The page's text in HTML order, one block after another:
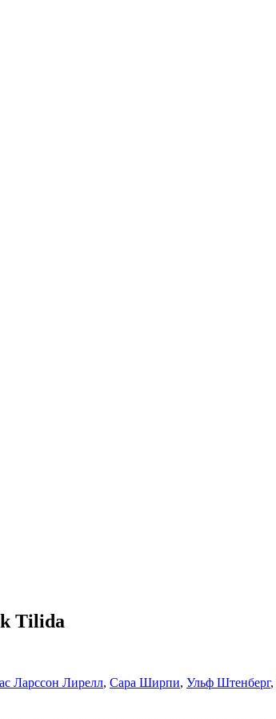
Tilida
Ларссон Лирелл, Сара Ширпи, Ульф Штенберг,